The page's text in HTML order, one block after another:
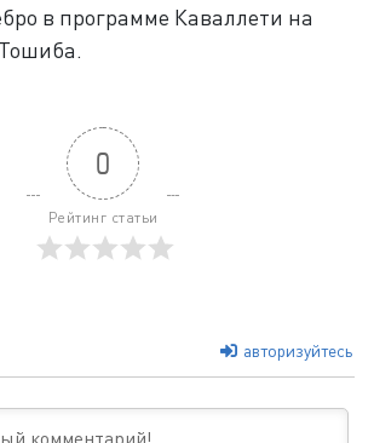
в программе Каваллети на
0
Рейтинг статьи
авторизуйтесь